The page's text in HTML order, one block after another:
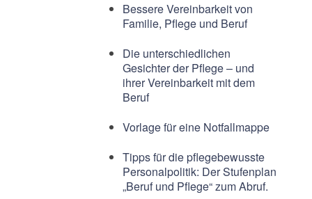
Bessere Vereinbarkeit von
Familie, Pflege und Beruf
Die unterschiedlichen
Gesichter der Pflege – und
ihrer Vereinbarkeit mit dem
Beruf
Vorlage für eine Notfallmappe
Tipps für die pflegebewusste
Personalpolitik: Der Stufenplan
„Beruf und Pflege“ zum Abruf.